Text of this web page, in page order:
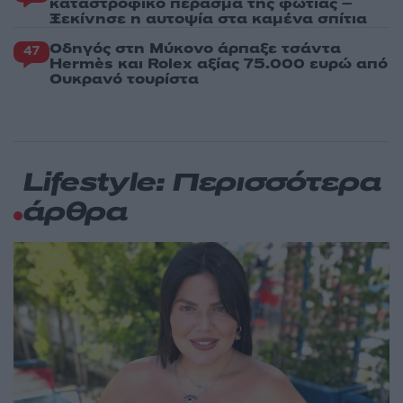
Ξεκίνησε η αυτοψία στα καμένα σπίτια
47 Οδηγός στη Μύκονο άρπαξε τσάντα
Hermès και Rolex αξίας 75.000 ευρώ από
Ουκρανό τουρίστα
Lifestyle: Περισσότερα
άρθρα